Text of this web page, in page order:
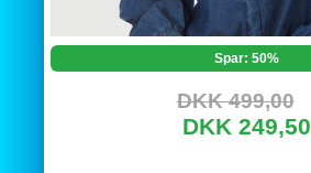
Spar: 50%
DKK 499,00
DKK 249,50